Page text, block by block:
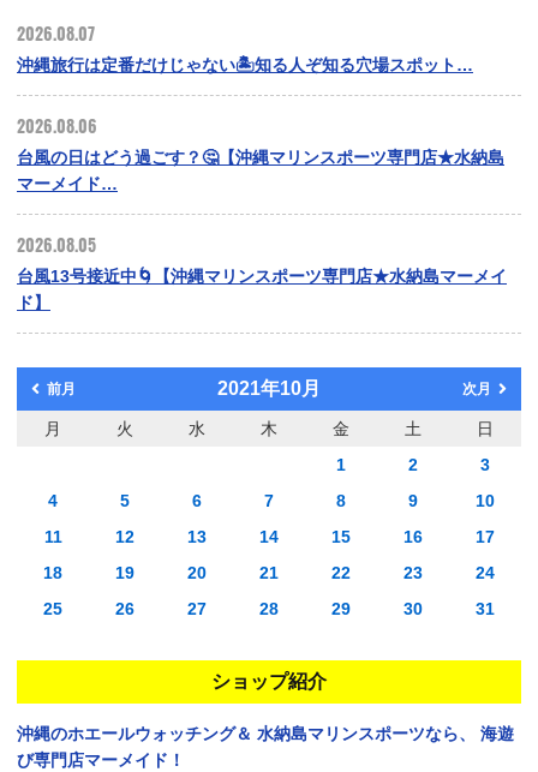
2026.08.07
沖縄旅行は定番だけじゃない🏝️知る人ぞ知る穴場スポット…
2026.08.06
台風の日はどう過ごす？🤔【沖縄マリンスポーツ専門店★水納島
マーメイド…
2026.08.05
台風13号接近中🌀【沖縄マリンスポーツ専門店★水納島マーメイ
ド】
前月 2021年10月 次月
月 火 水 木 金 土
日
1
2
3
4
5 6 7 8 9
10
11
12 13 14 15 16
17
18
19 20 21 22 23
24
25
26 27 28 29 30 31
ショップ紹介
沖縄のホエールウォッチング＆ 水納島マリンスポーツなら、
海遊
び専門店マーメイド！